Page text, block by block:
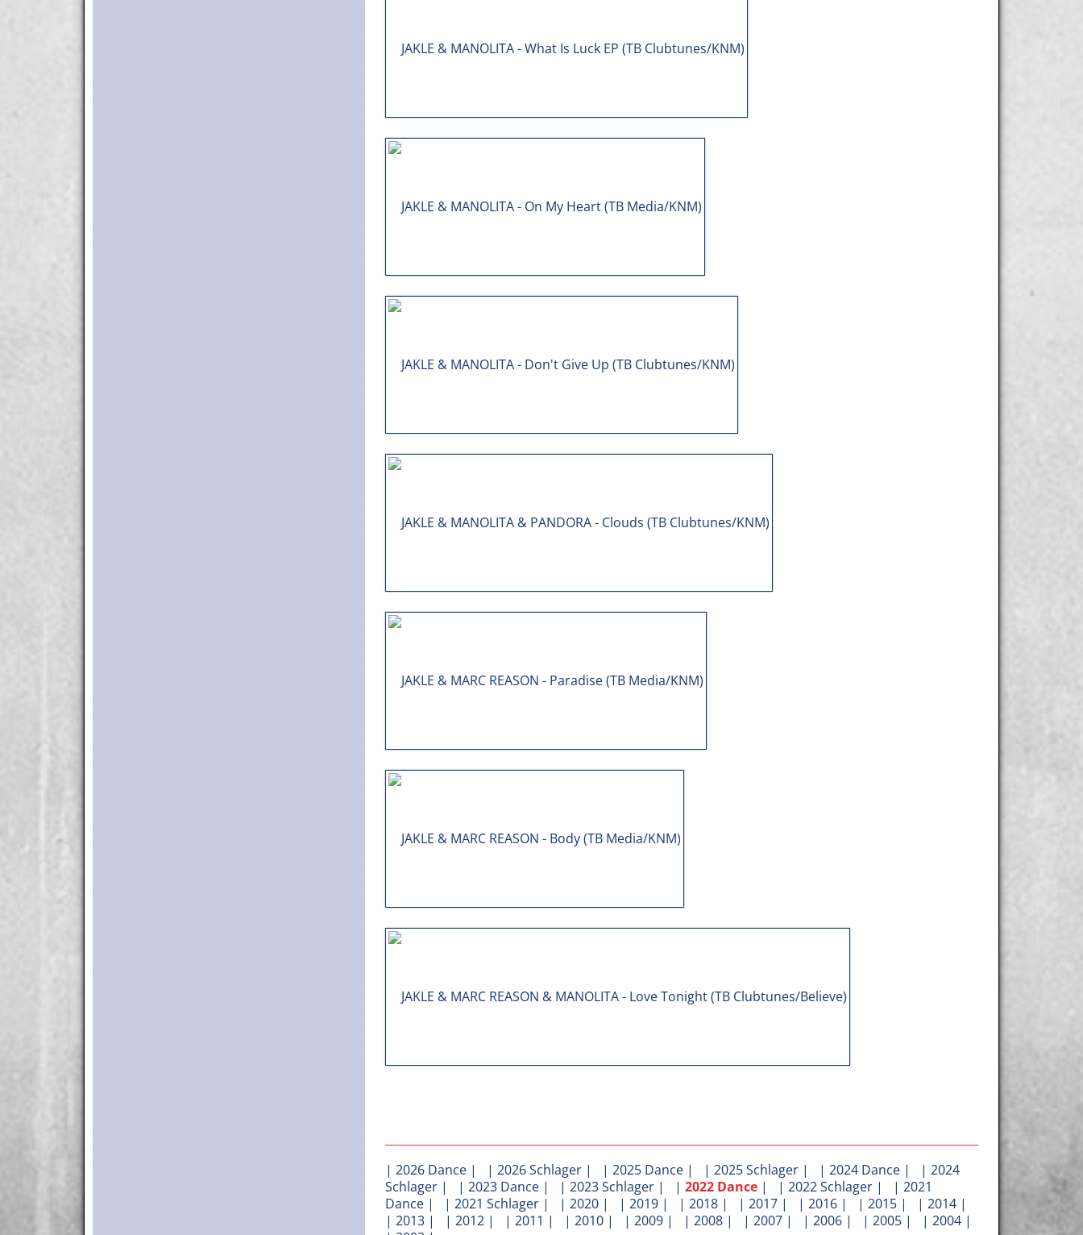
| 2026 Dance | | 2026 Schlager | | 2025 Dance | | 2025 Schlager | | 2024 Dance | | 2024
Schlager | | 2023 Dance | | 2023 Schlager | | 2022 Dance | | 2022 Schlager | | 2021
Dance | | 2021 Schlager | | 2020 | | 2019 | | 2018 | | 2017 | | 2016 | | 2015 | | 2014 |
| 2013 | | 2012 | | 2011 | | 2010 | | 2009 | | 2008 | | 2007 | | 2006 | | 2005 | | 2004 |